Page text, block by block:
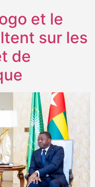
et le
sur les
de